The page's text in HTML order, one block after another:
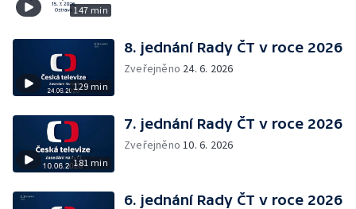
147 min
129 min
8. jednání Rady ČT v roce 2026
Zveřejněno 24. 6. 2026
181 min
7. jednání Rady ČT v roce 2026
Zveřejněno10. 6. 2026
6. jednání Rady ČT v roce 2026